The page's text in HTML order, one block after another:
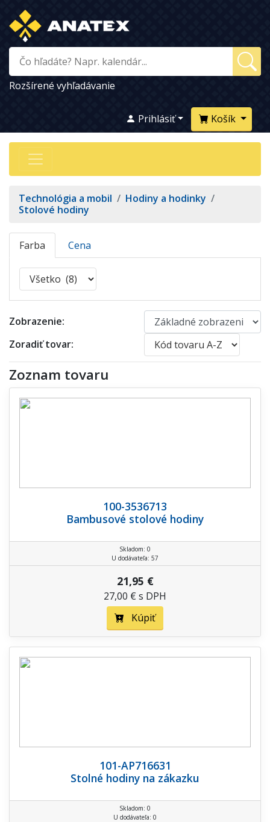
Rozšírené vyhľadávanie
Košík
Prihlásiť
Technológia a mobil / Hodiny a hodinky /
Stolové hodiny
Farba Cena
Zobrazenie:
Zoradiť tovar:
Zoznam tovaru
100-3536713
Bambusové stolové hodiny
Skladom: 0
U dodávateľa: 57
21,95 €
27,00 € s DPH
Kúpiť
101-AP716631
Stolné hodiny na zákazku
Skladom: 0
U dodávateľa: 0